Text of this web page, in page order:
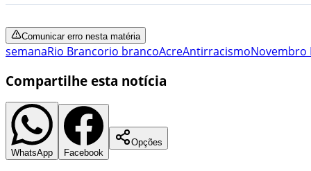
Comunicar erro nesta matéria
semanaRio Brancorio brancoAcreAntirracismoNovembro
Compartilhe esta notícia
WhatsApp Facebook
Opções